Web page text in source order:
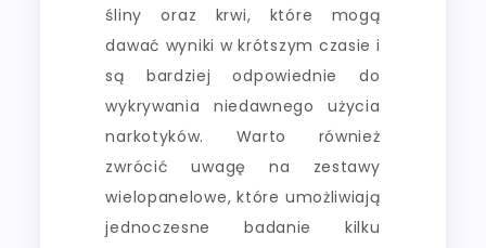
śliny oraz krwi, które mogą
dawać wyniki w krótszym czasie i
są bardziej odpowiednie do
wykrywania niedawnego użycia
narkotyków. Warto również
zwrócić uwagę na zestawy
wielopanelowe, które umożliwiają
jednoczesne badanie kilku